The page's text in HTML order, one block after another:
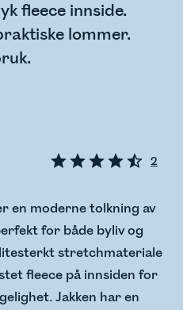
fleece innside.
lommer.
2
en moderne tolkning av
for både byliv og
stretchmateriale
fleece på innsiden for
Jakken har en